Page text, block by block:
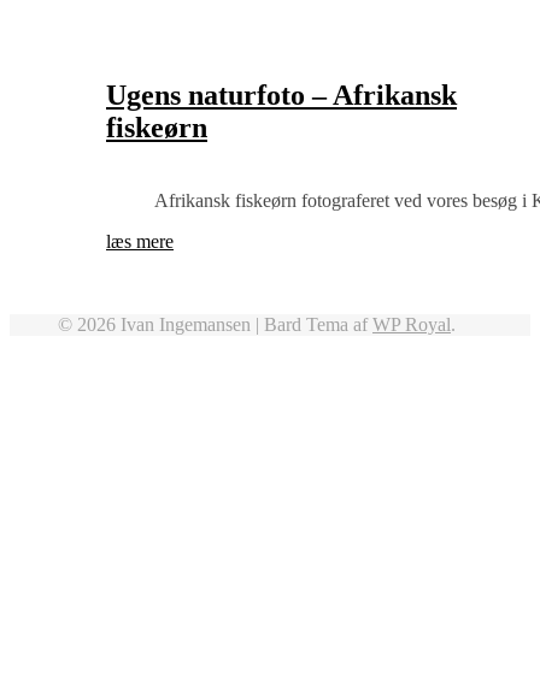
Ugens naturfoto – Afrikansk
fiskeørn
Afrikansk fiskeørn fotograferet ved vores besøg i
læs mere
© 2026 Ivan Ingemansen | Bard Tema afWP Royal.